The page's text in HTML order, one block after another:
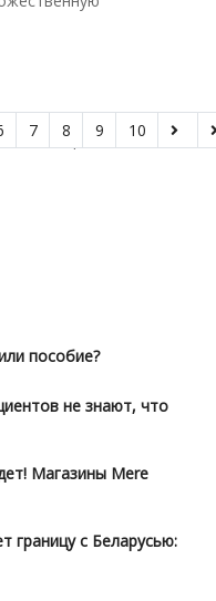
Страница 4 из 312
7 8 9 10
пособие?
не знают, что
Магазины Mere
границу с Беларусью: